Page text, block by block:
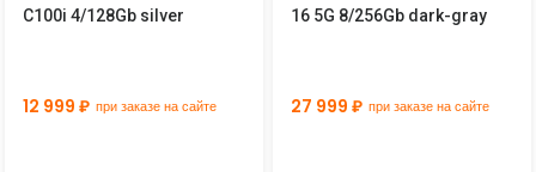
C100i 4/128Gb silver
12 999 ₽ при заказе на сайте
16 5G 8/256Gb dark-gray
27 999 ₽ при заказе на сайте